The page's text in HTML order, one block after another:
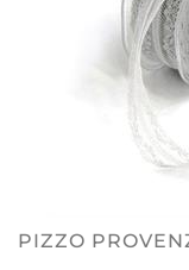
PIZZO